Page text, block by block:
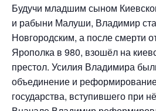
Будучи младшим сыном
и рабыни Малуши, Владимир
Новгородским, а после смерти
Ярополка в 980, взошёл на
престол. Усилия Владимира
объединение и
государства, вступившего при